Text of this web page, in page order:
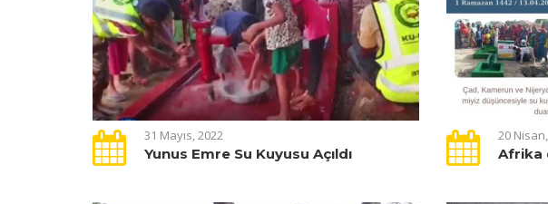
31 Mayıs, 2022
Yunus Emre Su Kuyusu Açıldı
20
Afrika